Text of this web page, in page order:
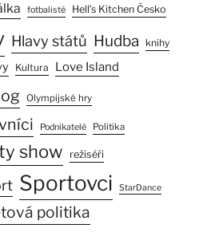
fotbalisté Hell’s Kitchen Česko
Hlavy států Hudba knihy
Kultura Love Island
Olympijské hry
Podnikatelé Politika
show režiséři
Sportovci StarDance
politika